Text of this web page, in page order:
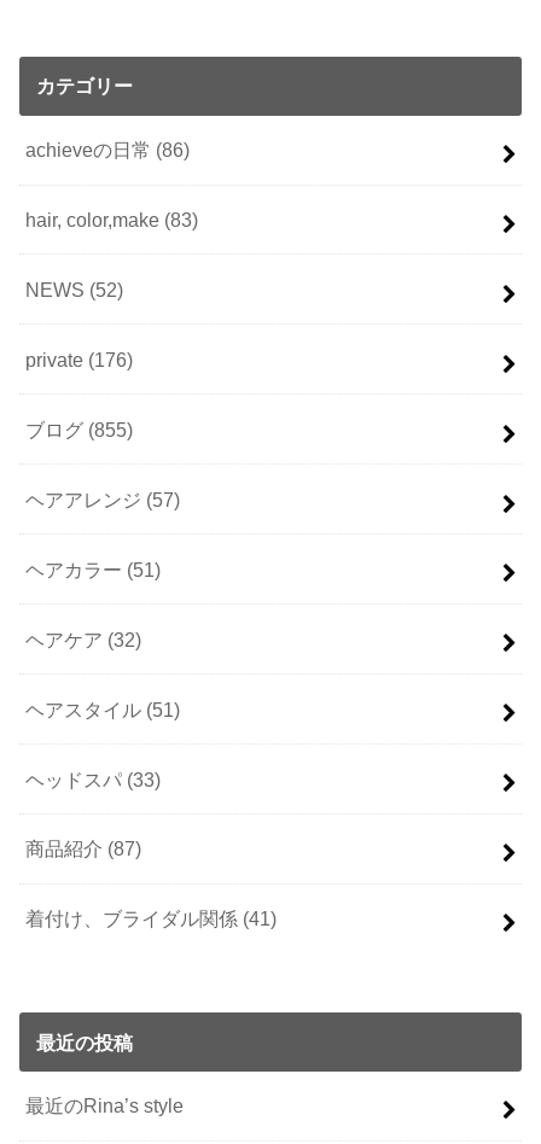
カテゴリー
achieveの日常 (86)
hair, color,make (83)
NEWS (52)
private (176)
ブログ (855)
ヘアアレンジ (57)
ヘアカラー (51)
ヘアケア (32)
ヘアスタイル (51)
ヘッドスパ (33)
商品紹介 (87)
着付け、ブライダル関係 (41)
最近の投稿
最近のRina’s style